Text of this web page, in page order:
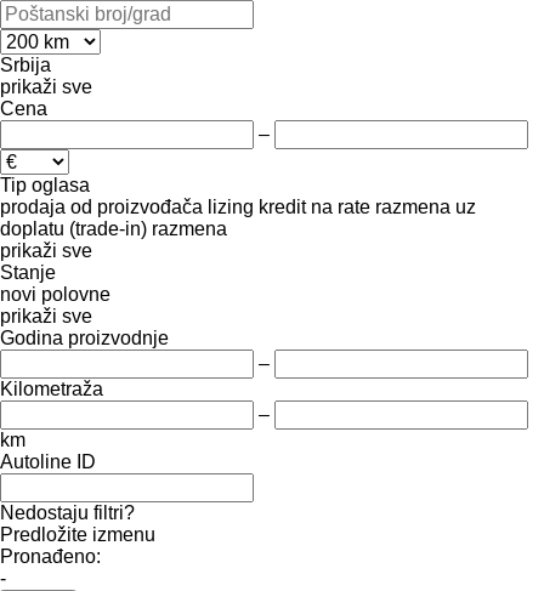
Srbija
prikaži sve
Cena
–
Tip oglasa
prodaja od proizvođača lizing kredit na rate razmena uz
doplatu (trade-in) razmena
prikaži sve
Stanje
novi polovne
prikaži sve
Godina proizvodnje
–
Kilometraža
–
km
Autoline ID
Nedostaju filtri?
Predložite izmenu
Pronađeno:
-